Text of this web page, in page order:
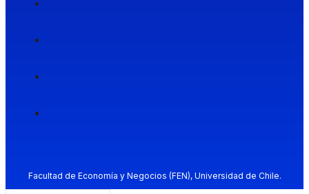
Facultad de Economía y Negocios (FEN), Universidad de Chile.